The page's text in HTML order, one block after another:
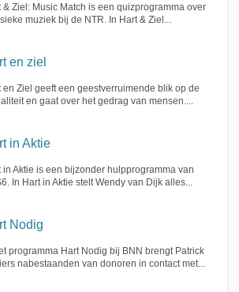
& Ziel: Music Match is een quizprogramma over
muziek bij de NTR. In Hart & Ziel...
en ziel
en Ziel geeft een geestverruimende blik op de
en gaat over het gedrag van mensen....
in Aktie
in Aktie is een bijzonder hulpprogramma van
In Hart in Aktie stelt Wendy van Dijk alles...
Nodig
programma Hart Nodig bij BNN brengt Patrick
nabestaanden van donoren in contact met...